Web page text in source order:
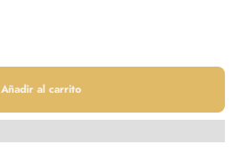
Añadir al carrito